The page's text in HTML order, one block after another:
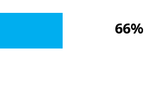
66%